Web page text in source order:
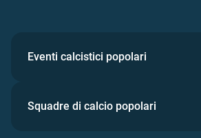
Eventi calcistici popolari
Squadre di calcio popolari